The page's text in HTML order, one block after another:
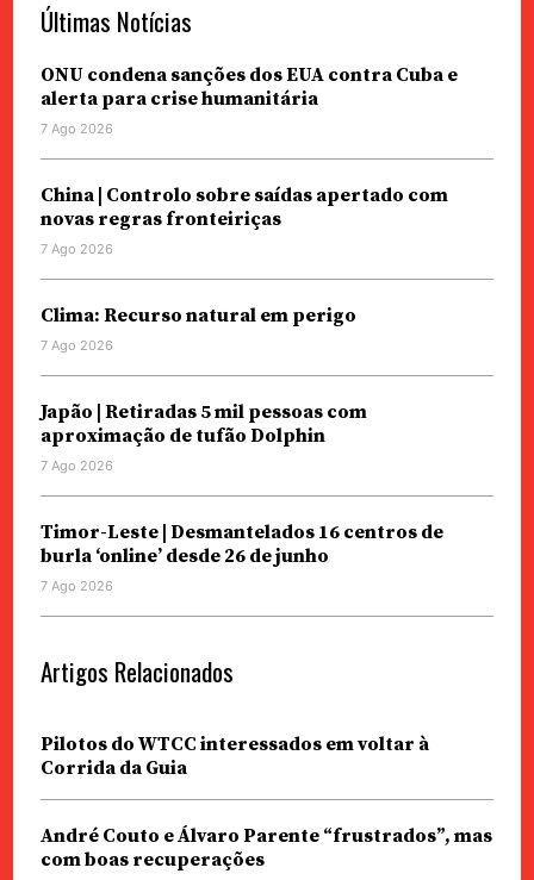
Últimas Notícias
ONU condena sanções dos EUA contra Cuba e
alerta para crise humanitária
7 Ago 2026
China | Controlo sobre saídas apertado com
novas regras fronteiriças
7 Ago 2026
Clima: Recurso natural em perigo
7 Ago 2026
Japão | Retiradas 5 mil pessoas com
aproximação de tufão Dolphin
7 Ago 2026
Timor-Leste | Desmantelados 16 centros de
burla ‘online’ desde 26 de junho
7 Ago 2026
Artigos Relacionados
Pilotos do WTCC interessados em voltar à
Corrida da Guia
André Couto e Álvaro Parente “frustrados”, mas
com boas recuperações